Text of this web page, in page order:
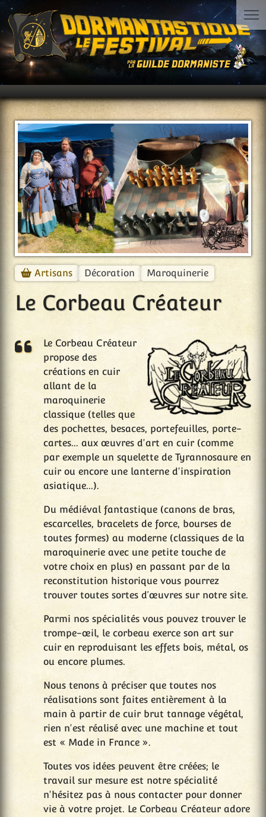
Précédent
Artisans Décoration Maroquinerie
Le Corbeau Créateur
Le Corbeau Créateur
propose des
créations en cuir
allant de la
maroquinerie
classique (telles que
des pochettes, besaces, portefeuilles, porte-
cartes... aux œuvres d'art en cuir (comme
par exemple un squelette de Tyrannosaure en
cuir ou encore une lanterne d'inspiration
asiatique...).
Du médiéval fantastique (canons de bras,
escarcelles, bracelets de force, bourses de
toutes formes) au moderne (classiques de la
maroquinerie avec une petite touche de
votre choix en plus) en passant par de la
reconstitution historique vous pourrez
trouver toutes sortes d’œuvres sur notre site.
Parmi nos spécialités vous pouvez trouver le
trompe-œil, le corbeau exerce son art sur
cuir en reproduisant les effets bois, métal, os
ou encore plumes.
Nous tenons à préciser que toutes nos
réalisations sont faites entièrement à la
main à partir de cuir brut tannage végétal,
rien n'est réalisé avec une machine et tout
est « Made in France ».
Toutes vos idées peuvent être créées; le
travail sur mesure est notre spécialité
n'hésitez pas à nous contacter pour donner
vie à votre projet. Le Corbeau Créateur adore